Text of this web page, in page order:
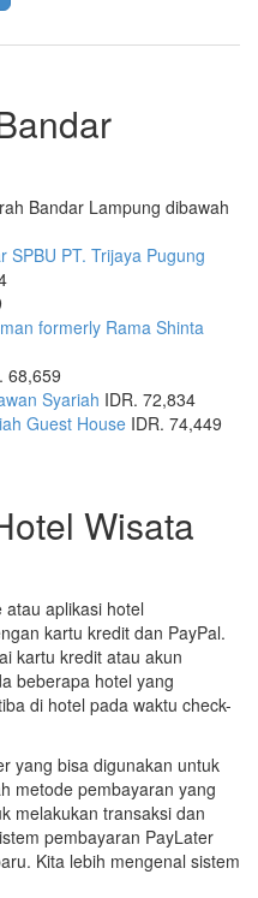
Bandar Lampung dibawah
SPBU PT. Trijaya Pugung
formerly Rama Shinta
68,659
Syariah IDR. 72,834
Guest House IDR. 74,449
Wisata
aplikasi hotel
kartu kredit dan PayPal.
kartu kredit atau akun
beberapa hotel yang
di hotel pada waktu check-
yang bisa digunakan untuk
metode pembayaran yang
melakukan transaksi dan
pembayaran PayLater
Kita lebih mengenal sistem